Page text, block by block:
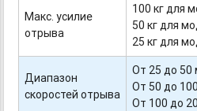
Макс. усилие
отрыва
100 кг для
50 кг для
25 кг для
Диапазон
скоростей отрыва
От 25 до
От 50 до
От 100 до